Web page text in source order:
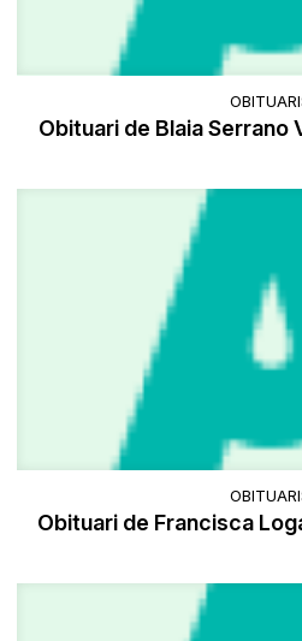
Obituari de Blaia
Obituari de Francisca